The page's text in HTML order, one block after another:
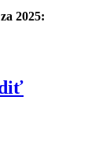
2025: